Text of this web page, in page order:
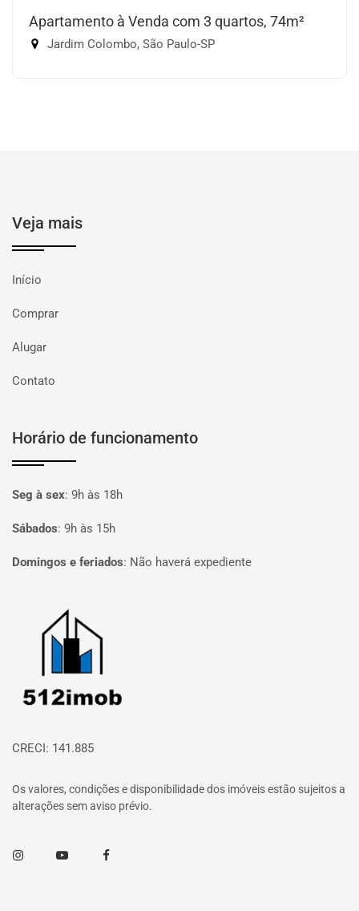
Apartamento à Venda com 3 quartos, 74m²
Jardim Colombo, São Paulo-SP
Veja mais
Início
Comprar
Alugar
Contato
Horário de funcionamento
Seg à sex: 9h às 18h
Sábados: 9h às 15h
Domingos e feriados: Não haverá expediente
Página inicial
CRECI: 141.885
Os valores, condições e disponibilidade dos imóveis estão sujeitos a
alterações sem aviso prévio.
InstagramYoutube Facebook